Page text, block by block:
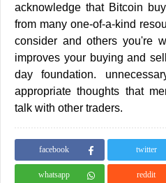
acknowledge that Bitcoin
from many one-of-a-kind
consider and others you're
improves your buying and
day foundation.
appropriate thoughts that
talk with other traders.
facebook twitter
whatsapp reddit